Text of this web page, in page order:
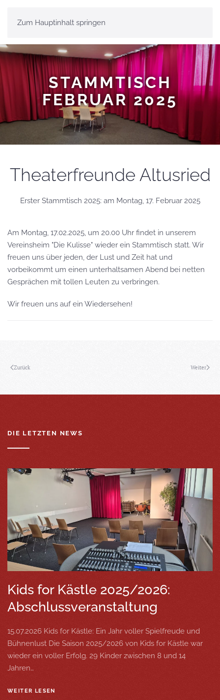
Zum Hauptinhalt springen
STAMMTISCH
FEBRUAR 2025
Theaterfreunde Altusried
Erster Stammtisch 2025: am Montag, 17. Februar 2025
Am Montag, 17.02.2025, um 20.00 Uhr findet in unserem
Vereinsheim "Die Kulisse" wieder ein Stammtisch statt. Wir
freuen uns über jeden, der Lust und Zeit hat und
vorbeikommt um einen unterhaltsamen Abend bei netten
Gesprächen mit tollen Leuten zu verbringen.
Wir freuen uns auf ein Wiedersehen!
Zurück Weiter
DIE LETZTEN NEWS
Kids for Kästle 2025/2026:
Abschlussveranstaltung
15.07.2026 Kids for Kästle: Ein Jahr voller Spielfreude und
Bühnenlust Die Saison 2025/2026 von Kids for Kästle war
wieder ein voller Erfolg. 29 Kinder zwischen 8 und 14
Jahren…
WEITER LESEN